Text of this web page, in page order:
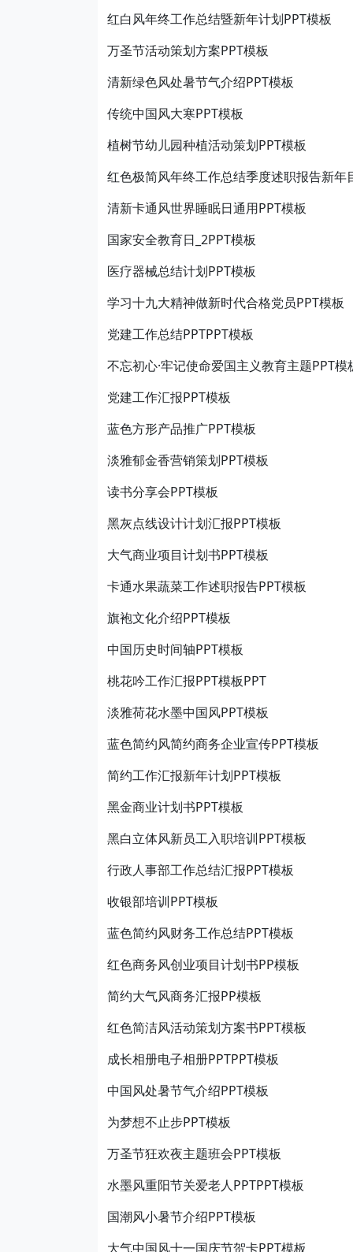
红白风年终工作总结暨新年计划PPT模板
万圣节活动策划方案PPT模板
清新绿色风处暑节气介绍PPT模板
传统中国风大寒PPT模板
植树节幼儿园种植活动策划PPT模板
红色极简风年终工作总结季度述职报告新年
清新卡通风世界睡眠日通用PPT模板
国家安全教育日_2PPT模板
医疗器械总结计划PPT模板
学习十九大精神做新时代合格党员PPT模板
党建工作总结PPTPPT模板
不忘初心·牢记使命爱国主义教育主题PPT模
党建工作汇报PPT模板
蓝色方形产品推广PPT模板
淡雅郁金香营销策划PPT模板
读书分享会PPT模板
黑灰点线设计计划汇报PPT模板
大气商业项目计划书PPT模板
卡通水果蔬菜工作述职报告PPT模板
旗袍文化介绍PPT模板
中国历史时间轴PPT模板
桃花吟工作汇报PPT模板PPT
淡雅荷花水墨中国风PPT模板
蓝色简约风简约商务企业宣传PPT模板
简约工作汇报新年计划PPT模板
黑金商业计划书PPT模板
黑白立体风新员工入职培训PPT模板
行政人事部工作总结汇报PPT模板
收银部培训PPT模板
蓝色简约风财务工作总结PPT模板
红色商务风创业项目计划书PP模板
简约大气风商务汇报PP模板
红色简洁风活动策划方案书PPT模板
成长相册电子相册PPTPPT模板
中国风处暑节气介绍PPT模板
为梦想不止步PPT模板
万圣节狂欢夜主题班会PPT模板
水墨风重阳节关爱老人PPTPPT模板
国潮风小暑节介绍PPT模板
大气中国风十一国庆节贺卡PPT模板